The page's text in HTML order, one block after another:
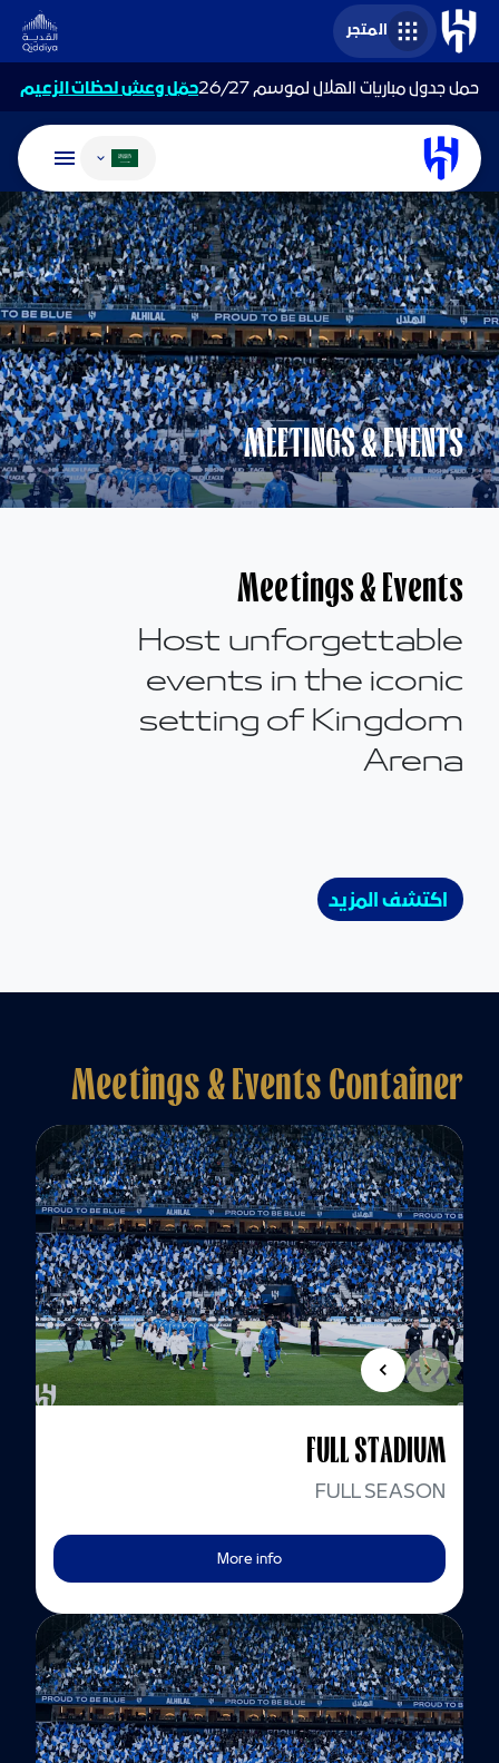
المتجر
حمل جدول مباريات الهلال لموسم 26/27 حمّل وعش لحظات الزعيم
تغيير اللغة
MEETINGS & EVENTS
Meetings & Events
Host unforgettable
events in the iconic
setting of Kingdom
Arena
اكتشف المزيد
Meetings & Events Container
FULL STADIUM
FULL SEASON
More info